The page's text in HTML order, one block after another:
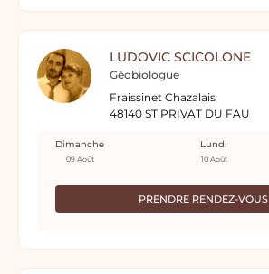
LUDOVIC SCICOLONE
Géobiologue
Fraissinet Chazalais
48140 ST PRIVAT DU FAU
PRENDRE RENDEZ-VOUS
Dimanche
09 Août
Lundi
10 Août